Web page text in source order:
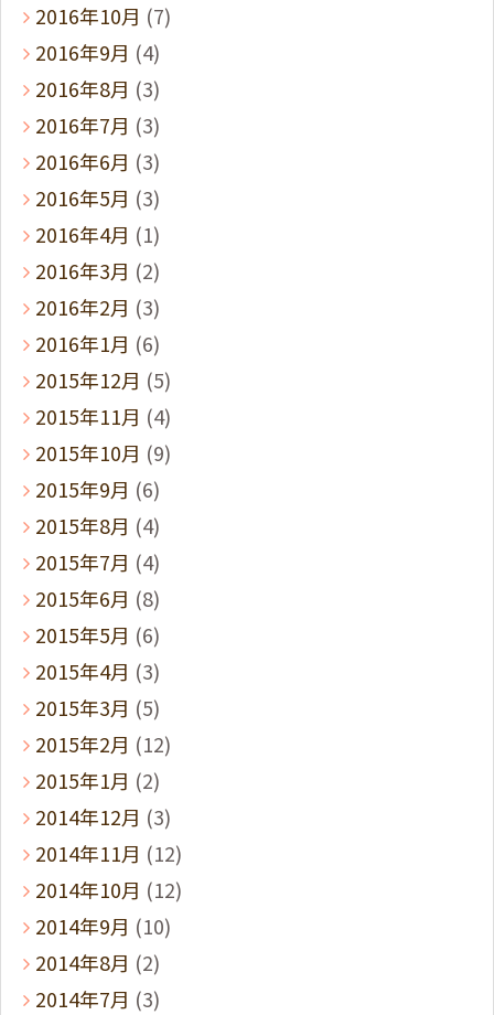
2016年10月 (7)
2016年9月 (4)
2016年8月 (3)
2016年7月 (3)
2016年6月 (3)
2016年5月 (3)
2016年4月 (1)
2016年3月 (2)
2016年2月 (3)
2016年1月 (6)
2015年12月 (5)
2015年11月 (4)
2015年10月 (9)
2015年9月 (6)
2015年8月 (4)
2015年7月 (4)
2015年6月 (8)
2015年5月 (6)
2015年4月 (3)
2015年3月 (5)
2015年2月 (12)
2015年1月 (2)
2014年12月 (3)
2014年11月 (12)
2014年10月 (12)
2014年9月 (10)
2014年8月 (2)
2014年7月 (3)